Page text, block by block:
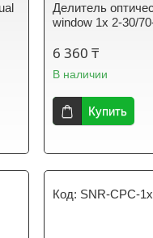
Делитель
window 1х 2-30/
6 360 ₸
В наличии
Купить
SNR-CPC-